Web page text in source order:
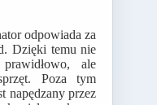
odpowiada za
Dzięki temu nie
ale
Poza tym
napędzany przez